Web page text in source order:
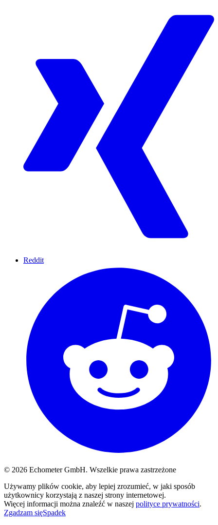
Reddit
© 2026 Echometer GmbH. Wszelkie prawa zastrzeżone
Używamy plików cookie, aby lepiej zrozumieć, w jaki sposób
użytkownicy korzystają z naszej strony internetowej.
Więcej informacji można znaleźć w naszej polityce prywatności.
Zgadzam sięSpadek